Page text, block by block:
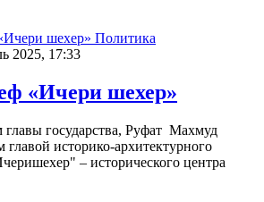
Политика
2025, 17:33
«Ичери шехер»
главы государства, Руфат Махмуд
главой историко-архитектурного
– исторического центра